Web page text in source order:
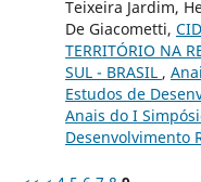
Teixeira Jardim,
De Giacometti,
TERRITÓRIO NA
SUL - BRASIL ,
Estudos de
Anais do I
Desenvolvimento